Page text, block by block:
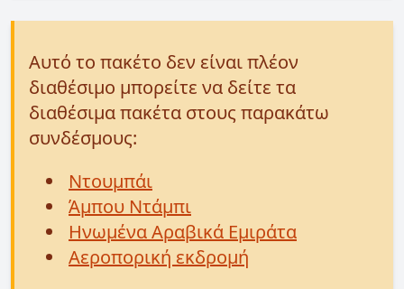
Αυτό το πακέτο δεν είναι πλέον
διαθέσιμο μπορείτε να δείτε τα
διαθέσιμα πακέτα στους παρακάτω
συνδέσμους:
Ντουμπάι
Άμπου Ντάμπι
Ηνωμένα Αραβικά Εμιράτα
Αεροπορική εκδρομή